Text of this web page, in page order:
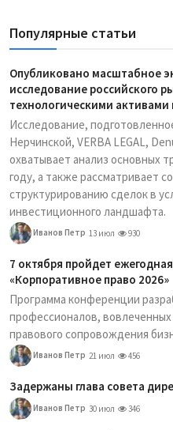
Популярные статьи
Опубликовано масштабное
исследование российского
технологическими активами
Исследование,
Нерчинской, VERBA LEGAL,
охватывает анализ основных
году, а также рассматривает
структурированию сделок в
инвестиционного ландшафта.
Иванов Петр 13 июл 930
7 октября пройдет
«Корпоративное право 2026»
Программа конференции
профессионалов,
правового сопровождения
Иванов Петр 21 июл 456
Задержаны глава совета
Иванов Петр 30 июл 346